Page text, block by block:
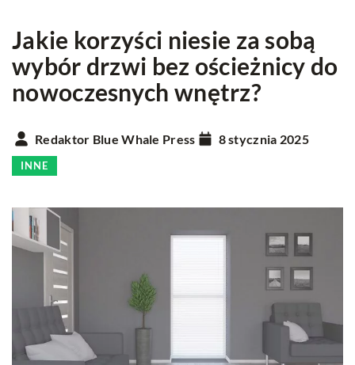
Jakie korzyści niesie za sobą
wybór drzwi bez ościeżnicy do
nowoczesnych wnętrz?
Redaktor Blue Whale Press 8 stycznia 2025
INNE